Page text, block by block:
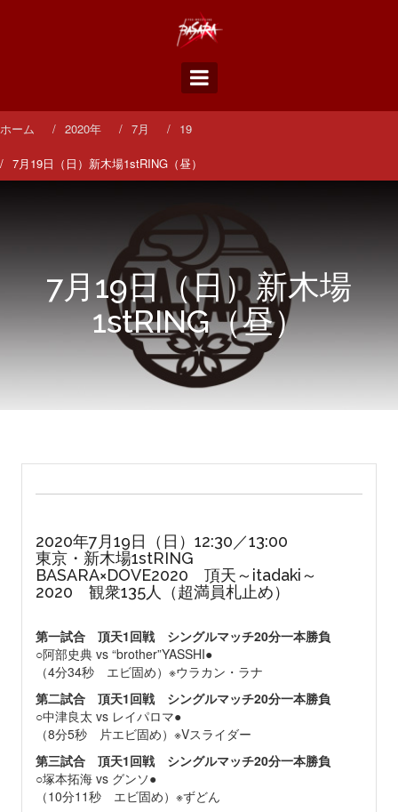
ス
キ
プ
ホーム 2020年 7月 19
7月19日（日）新木場1stRING（昼）
7月19日（日）新木場
1stRING（昼）
2020年7月19日（日）12:30／13:00
東京・新木場1stRING
BASARA×DOVE2020 頂天～itadaki～
2020 観衆135人（超満員札止め）
第一試合 頂天1回戦 シングルマッチ20分一本勝負
○阿部史典 vs “brother”YASSHI●
（4分34秒 エビ固め）※ウラカン・ラナ
第二試合
頂天1回戦
シングルマッチ20分一本勝負
○中津良太 vs レイパロマ●
（8分5秒 片エビ固め）※Vスライダー
第三試合
頂天1回戦
シングルマッチ20分一本勝負
○塚本拓海 vs グンソ●
（10分11秒 エビ固め）※ずどん